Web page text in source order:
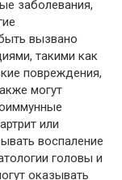
заболевания,
вызвано
такими как
повреждения,
могут
или
воспаление
головы и
оказывать